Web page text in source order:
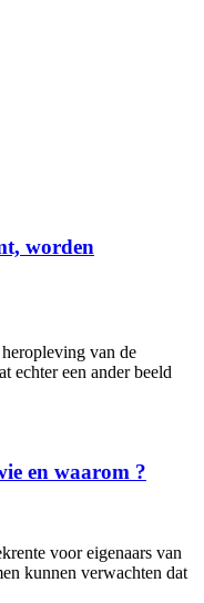
worden
van de
echter een ander beeld
en waarom ?
voor eigenaars van
kunnen verwachten dat